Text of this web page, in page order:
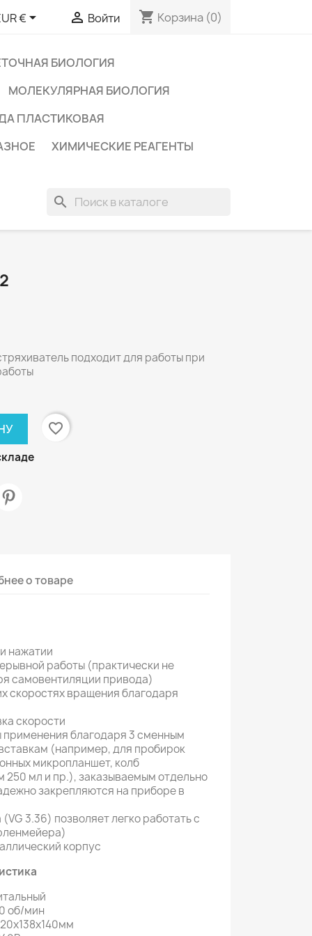
€  Войти shopping_cart Корзина (0)
БИОЛОГИЯ
МОЛЕКУЛЯРНАЯ БИОЛОГИЯ
ПЛАСТИКОВАЯ
ХИМИЧЕСКИЕ РЕАГЕНТЫ
search
подходит для работы при
favorite_border
о товаре
нажатии
работы (практически не
самовентиляции привода)
скоростях вращения благодаря
скорости
применения благодаря 3 сменным
(например, для пробирок
микропланшет, колб
мл и пр.), заказываемым отдельно
закрепляются на приборе в
3.36) позволяет легко работать с
корпус
об/мин